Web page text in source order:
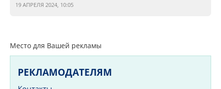
19 АПРЕЛЯ 2024, 10:05
Место для Вашей рекламы
РЕКЛАМОДАТЕЛЯМ